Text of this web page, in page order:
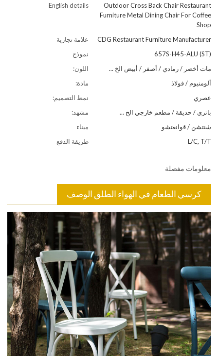
English details
Outdoor Cross Back Chair Restaurant
Furniture Metal Dining Chair For Coffee
Shop
علامة تجارية
CDG Restaurant Furniture Manufacturer
نموذج
657S-H45-ALU (ST)
اللون:
مات أخضر / رمادي / أصفر / أبيض الخ ...
مادة:
ألومنيوم / فولاذ
نمط التصميم:
عصري
مشهد:
باتري / حديقة / مطعم خارجي الخ ...
ميناء
شنتشن / قوانغتشو
طريقة الدفع
L/C, T/T
معلومات مفصلة
كرسي الطعام في الهواء الطلق الوصف